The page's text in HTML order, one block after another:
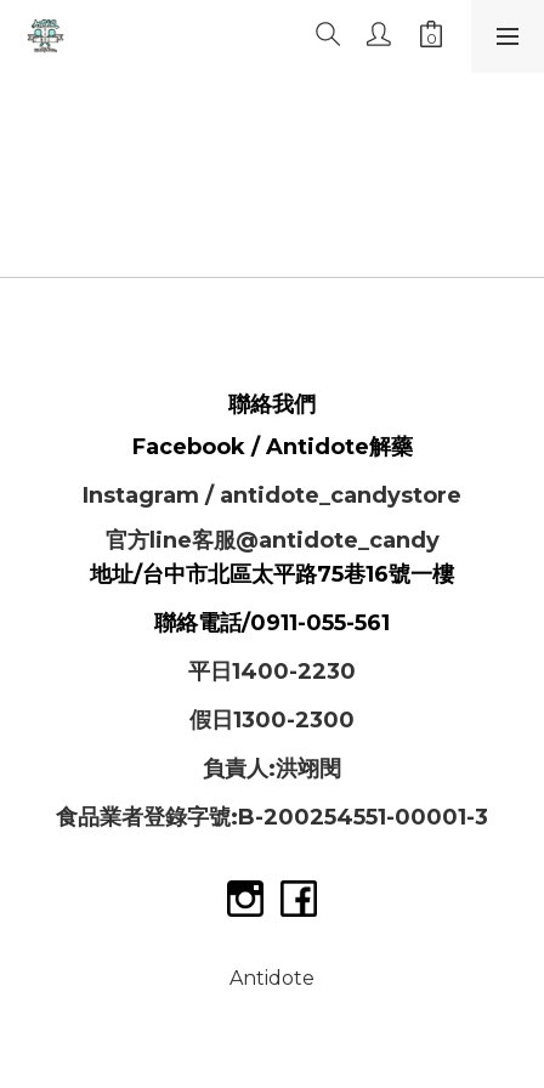
聯絡我們
Facebook / Antidote解藥
Instagram / antidote_candystore
官方line客服@antidote_candy
地址/台中市北區太平路75巷16號一樓
聯絡電話/0911-055-561
平日1400-2230
假日1300-2300
負責人:洪翊閔
食品業者登錄字號:B-200254551-00001-3
Antidote